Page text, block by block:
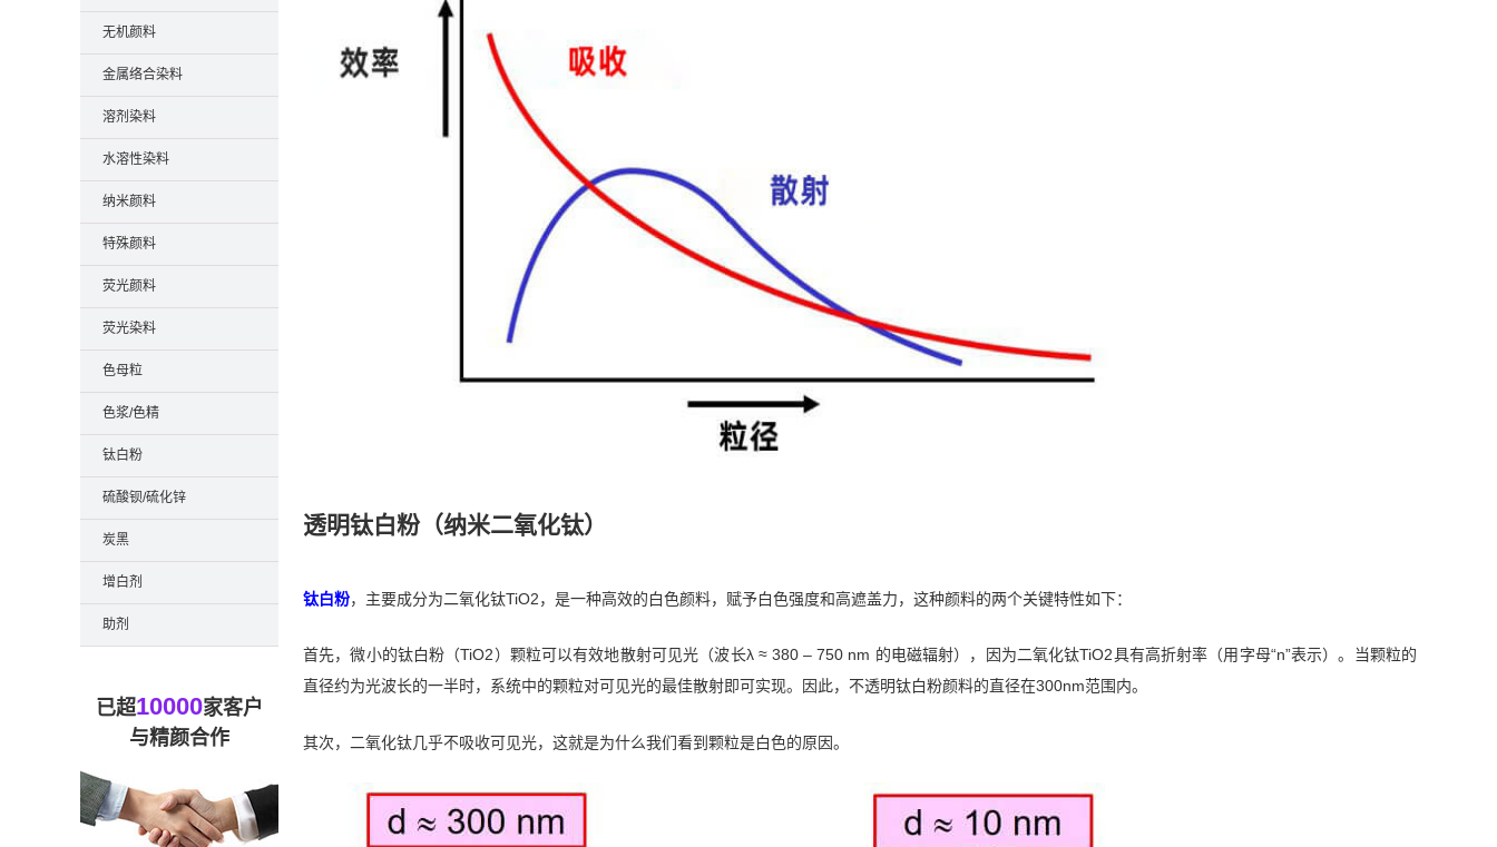
透明钛白粉（纳米二氧化钛）
钛白粉，主要成分为二氧化钛TiO2，是一种高效的白色颜料，赋予白色强度和高遮盖力，这种颜料的两个关键特性如下：
首先，微小的钛白粉（TiO2）颗粒可以有效地散射可见光（波长λ ≈ 380 – 750 nm 的电磁辐射），因为二氧化钛TiO2具有高折射率（用字母“n”表示）。当颗粒的
直径约为光波长的一半时，系统中的颗粒对可见光的最佳散射即可实现。因此，不透明钛白粉颜料的直径在300nm范围内。
其次，二氧化钛几乎不吸收可见光，这就是为什么我们看到颗粒是白色的原因。
无机颜料
金属络合染料
溶剂染料
水溶性染料
纳米颜料
特殊颜料
荧光颜料
荧光染料
色母粒
色浆/色精
钛白粉
硫酸钡/硫化锌
炭黑
增白剂
助剂
已超10000家客户
与精颜合作